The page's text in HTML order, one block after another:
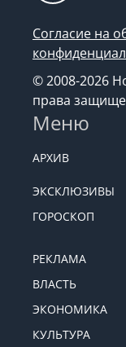
Согласие на
© 2008-2026
права
Меню
АРХИВ
ЭКСКЛЮЗИВЫ
ГОРОСКОП
РЕКЛАМА
ВЛАСТЬ
ЭКОНОМИКА
КУЛЬТУРА